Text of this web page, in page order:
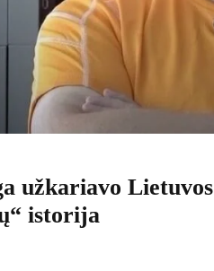
užkariavo
istorija